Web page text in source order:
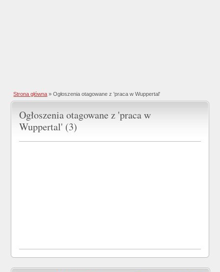
Strona główna »Ogłoszenia otagowane z 'praca w Wuppertal'
Ogłoszenia otagowane z 'praca w
Wuppertal' (3)